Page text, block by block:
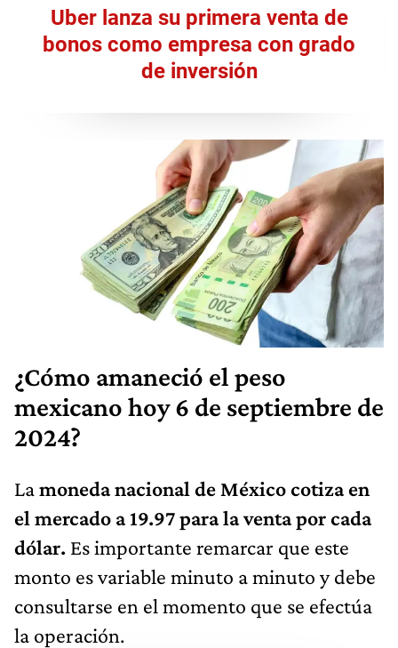
Uber lanza su primera venta de
bonos como empresa con grado
de inversión
¿Cómo amaneció el peso
mexicano hoy 6 de septiembre de
2024?
Lamoneda nacional de México cotiza en
el mercado a 19.97 para la venta por cada
dólar. Es importante remarcar que este
monto es variable minuto a minuto y debe
consultarse en el momento que se efectúa
la operación.